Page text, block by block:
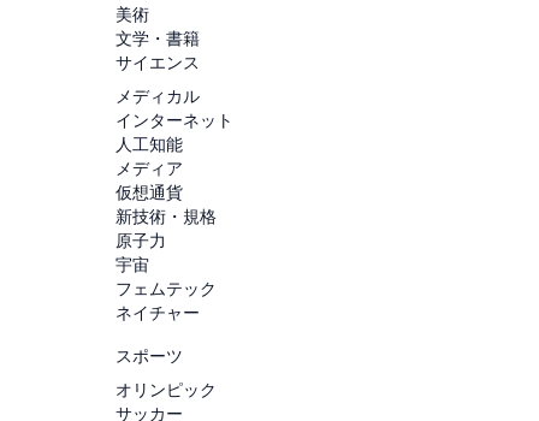
美術
文学・書籍
サイエンス
メディカル
インターネット
人工知能
メディア
仮想通貨
新技術・規格
原子力
宇宙
フェムテック
ネイチャー
スポーツ
オリンピック
サッカー